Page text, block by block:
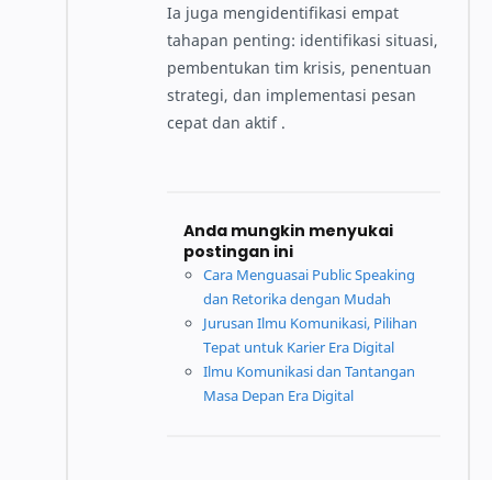
Ia juga mengidentifikasi empat
tahapan penting: identifikasi situasi,
pembentukan tim krisis, penentuan
strategi, dan implementasi pesan
cepat dan aktif .
Anda mungkin menyukai
postingan ini
Cara Menguasai Public Speaking
dan Retorika dengan Mudah
Jurusan Ilmu Komunikasi, Pilihan
Tepat untuk Karier Era Digital
Ilmu Komunikasi dan Tantangan
Masa Depan Era Digital